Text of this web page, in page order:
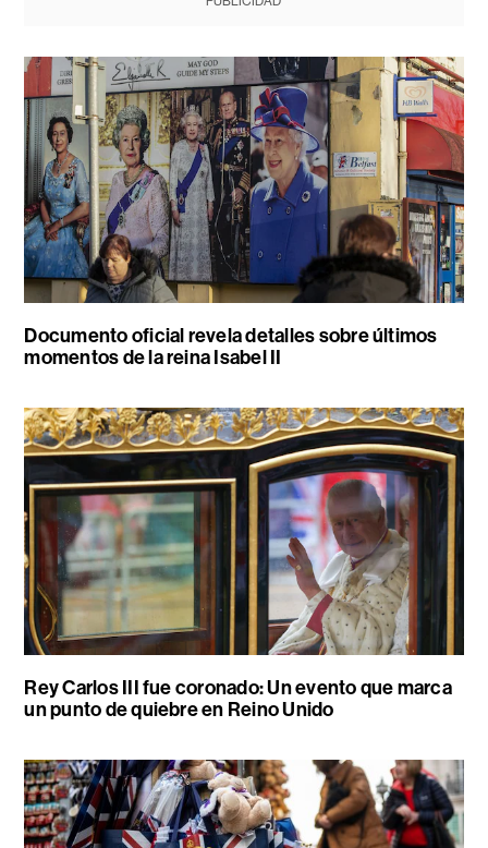
Documento oficial revela detalles sobre últimos
momentos de la reina Isabel II
Rey Carlos III fue coronado: Un evento que marca
un punto de quiebre en Reino Unido